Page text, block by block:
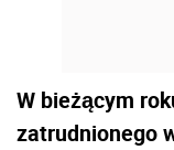
W bieżącym
zatrudnionego